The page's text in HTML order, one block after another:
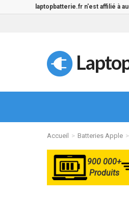
laptopbatterie.fr n'est affilié à
Accueil Batteries Apple
900 000+
Produits